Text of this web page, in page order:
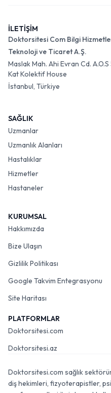
İLETİŞİM
Doktorsitesi Com Bilgi
Teknoloji ve Ticaret A.Ş.
Maslak Mah. Ahi Evran Cd.
Kat Kolektif House
İstanbul, Türkiye
SAĞLIK
Uzmanlar
Uzmanlık Alanları
Hastalıklar
Hizmetler
Hastaneler
KURUMSAL
Hakkımızda
Bize Ulaşın
Gizlilik Politikası
Google Takvim Entegrasyonu
Site Haritası
PLATFORMLAR
Doktorsitesi.com
Doktorsitesi.az
Doktorsitesi.com sağlık
diş hekimleri, fizyoterapistler,